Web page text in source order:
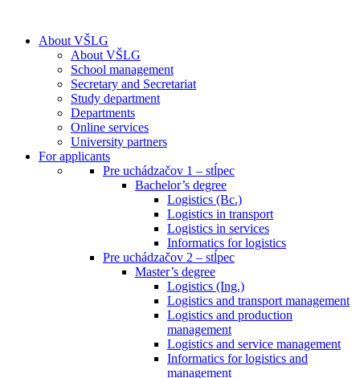
About VŠLG
About VŠLG
School management
Secretary and Secretariat
Study department
Departments
Online services
University partners
For applicants
Pre uchádzačov 1 – stĺpec
Bachelor’s degree
Logistics (Bc.)
Logistics in transport
Logistics in services
Informatics for logistics
Pre uchádzačov 2 – stĺpec
Master’s degree
Logistics (Ing.)
Logistics and transport management
Logistics and production
management
Logistics and service management
Informatics for logistics and
management